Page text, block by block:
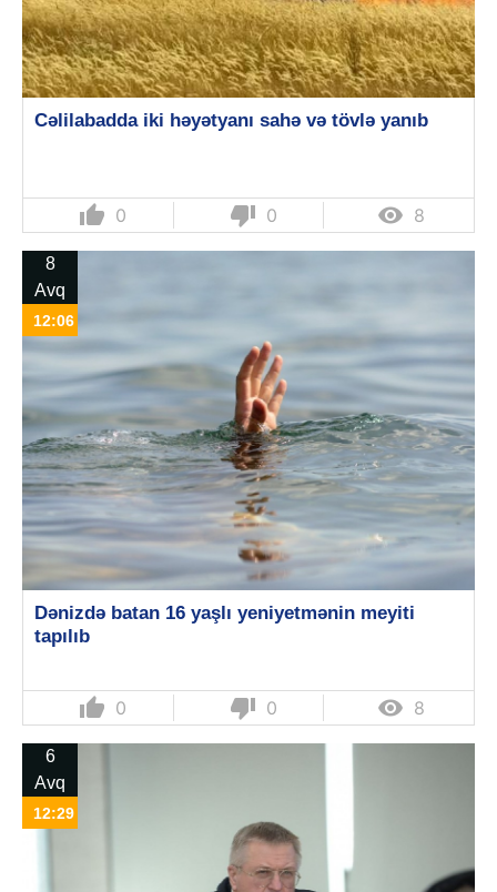
Cəlilabadda iki həyətyanı sahə və tövlə yanıb
thumb_up 0 thumb_down 0  8
8
Avq
12:06
Dənizdə batan 16 yaşlı yeniyetmənin meyiti
tapılıb
thumb_up 0 thumb_down 0  8
6
Avq
12:29